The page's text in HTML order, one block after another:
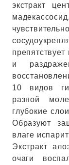
keyboard_arrow_right
keyboard_arrow_right
экстракт
и
10 видов
разной
глубокие
Образуют
влаге
Экстракт
очаги